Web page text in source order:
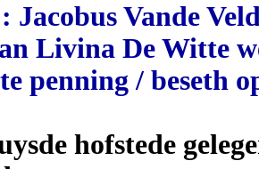
Jacobus Vande
Livina De Witte
penning / beseth
hofstede